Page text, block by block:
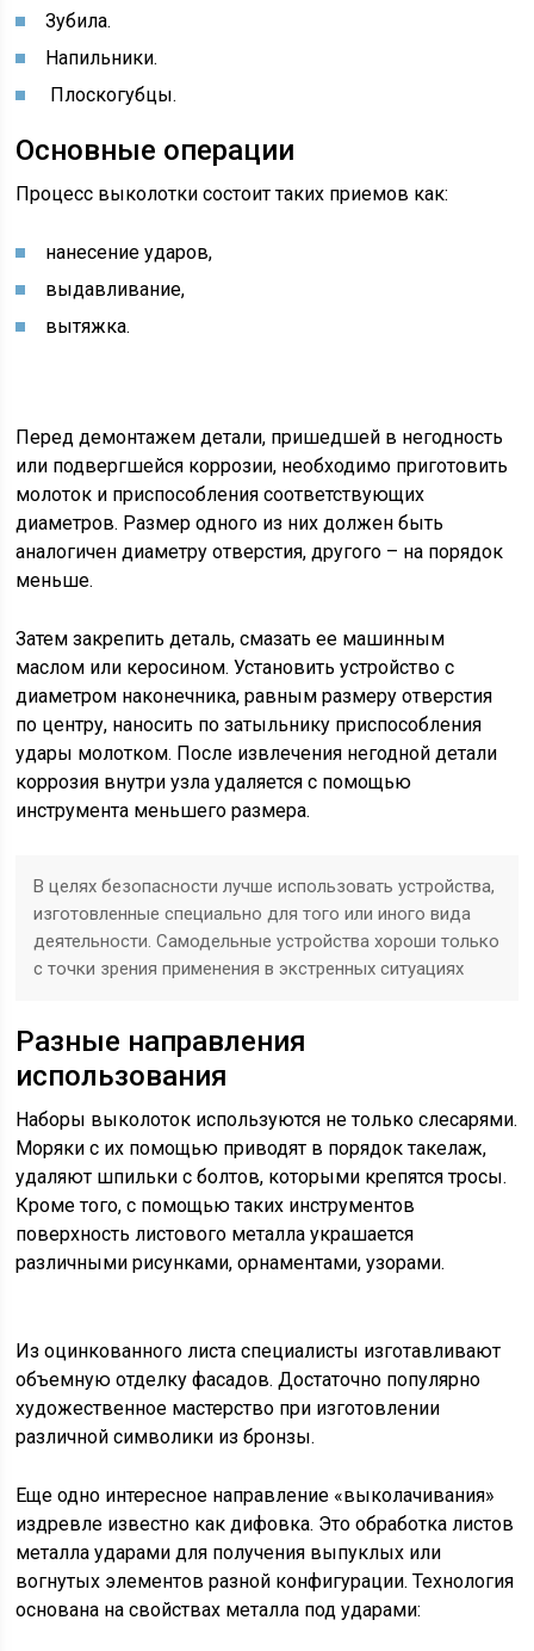
Зубила.
Напильники.
Плоскогубцы.
Основные операции
Процесс выколотки состоит таких приемов как:
нанесение ударов,
выдавливание,
вытяжка.
Перед демонтажем детали, пришедшей в негодность
или подвергшейся коррозии, необходимо приготовить
молоток и приспособления соответствующих
диаметров. Размер одного из них должен быть
аналогичен диаметру отверстия, другого – на порядок
меньше.
Затем закрепить деталь, смазать ее машинным
маслом или керосином. Установить устройство с
диаметром наконечника, равным размеру отверстия
по центру, наносить по затыльнику приспособления
удары молотком. После извлечения негодной детали
коррозия внутри узла удаляется с помощью
инструмента меньшего размера.
В целях безопасности лучше использовать устройства,
изготовленные специально для того или иного вида
деятельности. Самодельные устройства хороши только
с точки зрения применения в экстренных ситуациях
Разные направления
использования
Наборы выколоток используются не только слесарями.
Моряки с их помощью приводят в порядок такелаж,
удаляют шпильки с болтов, которыми крепятся тросы.
Кроме того, с помощью таких инструментов
поверхность листового металла украшается
различными рисунками, орнаментами, узорами.
Из оцинкованного листа специалисты изготавливают
объемную отделку фасадов. Достаточно популярно
художественное мастерство при изготовлении
различной символики из бронзы.
Еще одно интересное направление «выколачивания»
издревле известно как дифовка. Это обработка листов
металла ударами для получения выпуклых или
вогнутых элементов разной конфигурации. Технология
основана на свойствах металла под ударами: